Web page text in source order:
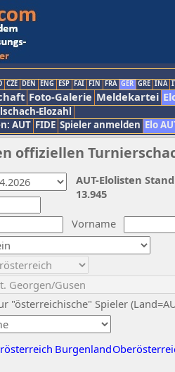
CZE DEN ENG ESP FAI FIN FRA GER GRE INA
Foto-Galerie Meldekartei
Elozahl
AUT FIDE Spieler anmelden Elo
offiziellen
Vorname
"österreichische" Spieler
Burgenland
AUT-Elolisten
13.945